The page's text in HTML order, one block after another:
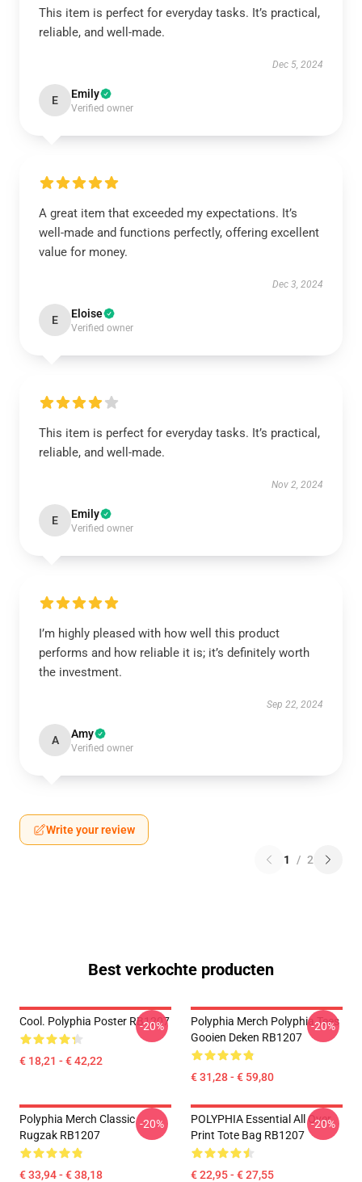
This item is perfect for everyday tasks. It’s practical,
reliable, and well-made.
Dec 5, 2024
E Emily
Verified owner
A great item that exceeded my expectations. It’s
well-made and functions perfectly, offering excellent
value for money.
Dec 3, 2024
E Eloise
Verified owner
This item is perfect for everyday tasks. It’s practical,
reliable, and well-made.
Nov 2, 2024
E Emily
Verified owner
I’m highly pleased with how well this product
performs and how reliable it is; it’s definitely worth
the investment.
Sep 22, 2024
A Amy
Verified owner
Write your review
1 / 2
Best verkochte producten
Cool. Polyphia Poster RB1207
€ 18,21 - € 42,22
-20%
Polyphia Merch Polyphia Tees
Gooien Deken RB1207
€ 31,28 - € 59,80
-20%
Polyphia Merch Classic
Rugzak RB1207
€ 33,94 - € 38,18
-20%
POLYPHIA Essential All Over
Print Tote Bag RB1207
€ 22,95 - € 27,55
-20%